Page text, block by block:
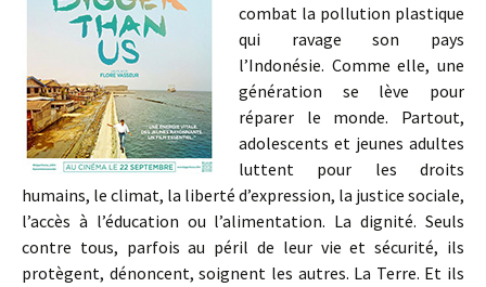
combat la pollution plastique
qui ravage son pays
l’Indonésie. Comme elle, une
génération se lève pour
réparer le monde. Partout,
adolescents et jeunes adultes
luttent pour les droits
humains, le climat, la liberté d’expression, la justice sociale,
l’accès à l’éducation ou l’alimentation. La dignité. Seuls
contre tous, parfois au péril de leur vie et sécurité, ils
protègent, dénoncent, soignent les autres. La Terre. Et ils